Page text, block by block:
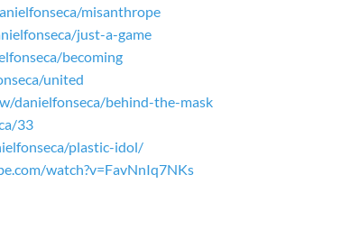
misanthrope
just-a-game
becoming
united
danielfonseca/behind-the-mask
33
plastic-idol/
watch?v=FavNnIq7NKs